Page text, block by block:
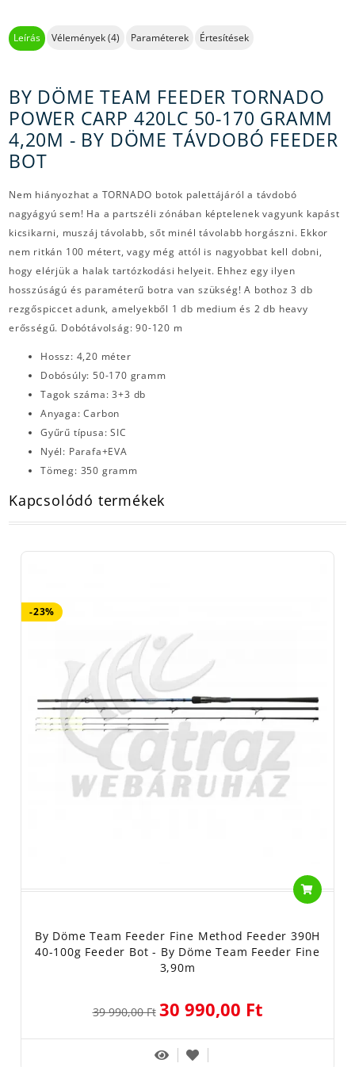
Leírás Vélemények (4) Paraméterek Értesítések
BY DÖME TEAM FEEDER TORNADO
POWER CARP 420LC 50-170 GRAMM
4,20M - BY DÖME TÁVDOBÓ FEEDER
BOT
Nem hiányozhat a TORNADO botok palettájáról a távdobó
nagyágyú sem! Ha a partszéli zónában képtelenek vagyunk kapást
kicsikarni, muszáj távolabb, sőt minél távolabb horgászni. Ekkor
nem ritkán 100 métert, vagy még attól is nagyobbat kell dobni,
hogy elérjük a halak tartózkodási helyeit. Ehhez egy ilyen
hosszúságú és paraméterű botra van szükség! A bothoz 3 db
rezgőspiccet adunk, amelyekből 1 db medium és 2 db heavy
erősségű. Dobótávolság: 90-120 m
Hossz: 4,20 méter
Dobósúly: 50-170 gramm
Tagok száma: 3+3 db
Anyaga: Carbon
Gyűrű típusa: SIC
Nyél: Parafa+EVA
Tömeg: 350 gramm
Kapcsolódó termékek
-23%
By Döme Team Feeder Fine Method Feeder 390H
40-100g Feeder Bot - By Döme Team Feeder Fine
3,90m
39 990,00 Ft 30 990,00 Ft